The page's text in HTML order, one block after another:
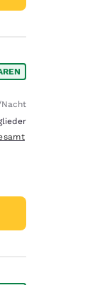
Preis:
Preis:
Gesamtdetails